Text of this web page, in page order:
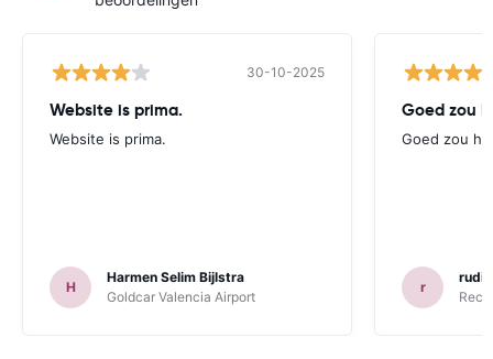
30-10-2025
Website is prima.
Website is prima.
H
Harmen Selim Bijlstra
Goldcar Valencia Airport
Goed zou
Goed zou
r
rudi